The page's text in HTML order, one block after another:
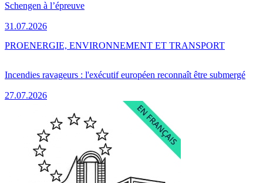
Schengen à l’épreuve
31.07.2026
Incendies ravageurs : l'exécutif européen reconnaît être submergé
27.07.2026
PROENERGIE, ENVIRONNEMENT ET TRANSPORT